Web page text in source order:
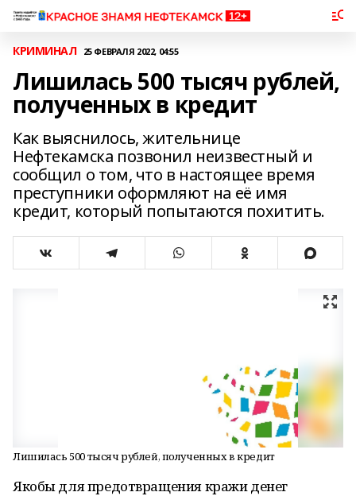
КРИМИНАЛ 25 ФЕВРАЛЯ 2022, 04:55
Лишилась 500 тысяч рублей,
полученных в кредит
Как выяснилось, жительнице
Нефтекамска позвонил неизвестный и
сообщил о том, что в настоящее время
преступники оформляют на её имя
кредит, который попытаются похитить.
Лишилась 500 тысяч рублей, полученных в кредит
Якобы для предотвращения кражи денег